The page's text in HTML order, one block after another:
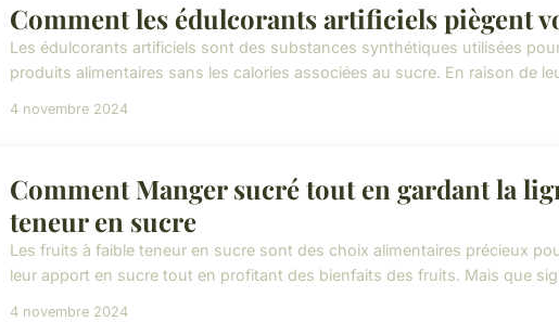
Comment les édulcorants artificiels piègent
Les édulcorants artificiels sont des substances synthétiques utilisées
produits alimentaires sans les calories associées au sucre. En raison de
4 novembre 2024
Comment Manger sucré tout en gardant la
teneur en sucre
Les fruits à faible teneur en sucre sont des choix alimentaires précieux
leur apport en sucre tout en profitant des bienfaits des fruits. Mais que
4 novembre 2024